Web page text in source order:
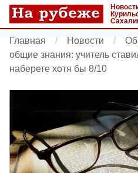
Главная Новости
общие знания: учитель
наберете хотя бы 8/10